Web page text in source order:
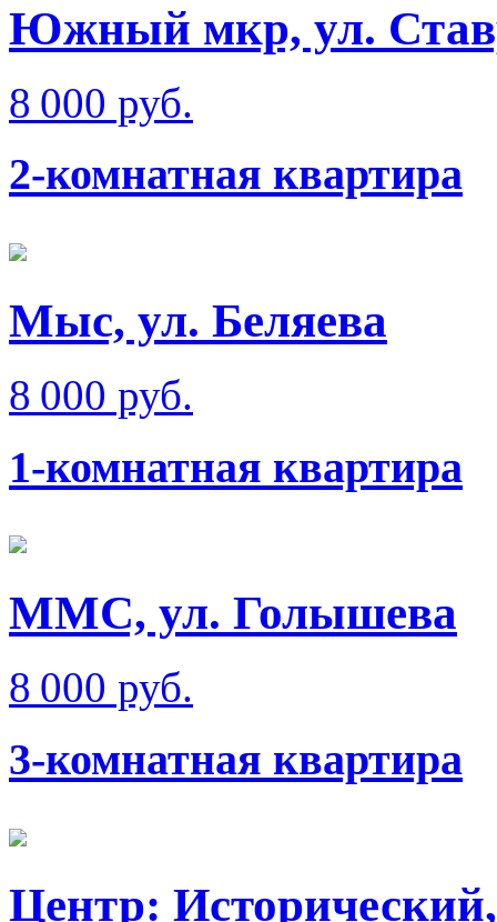
Южный мкр, ул.
8 000 руб.
2-комнатная квартира
Мыс, ул. Беляева
8 000 руб.
1-комнатная квартира
ММС, ул. Голышева
8 000 руб.
3-комнатная квартира
Центр: